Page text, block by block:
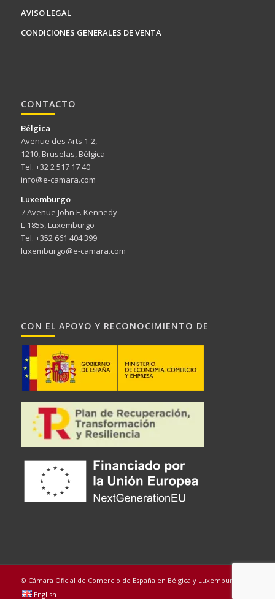
AVISO LEGAL
CONDICIONES GENERALES DE VENTA
CONTACTO
Bélgica
Avenue des Arts 1-2,
1210, Bruselas, Bélgica
Tel. +32 2 517 17 40
info@e-camara.com
Luxemburgo
7 Avenue John F. Kennedy
L-1855, Luxemburgo
Tel. +352 661 404 399
luxemburgo@e-camara.com
CON EL APOYO Y RECONOCIMIENTO DE
© Cámara Oficial de Comercio de España en Bélgica y Luxemburgo
English